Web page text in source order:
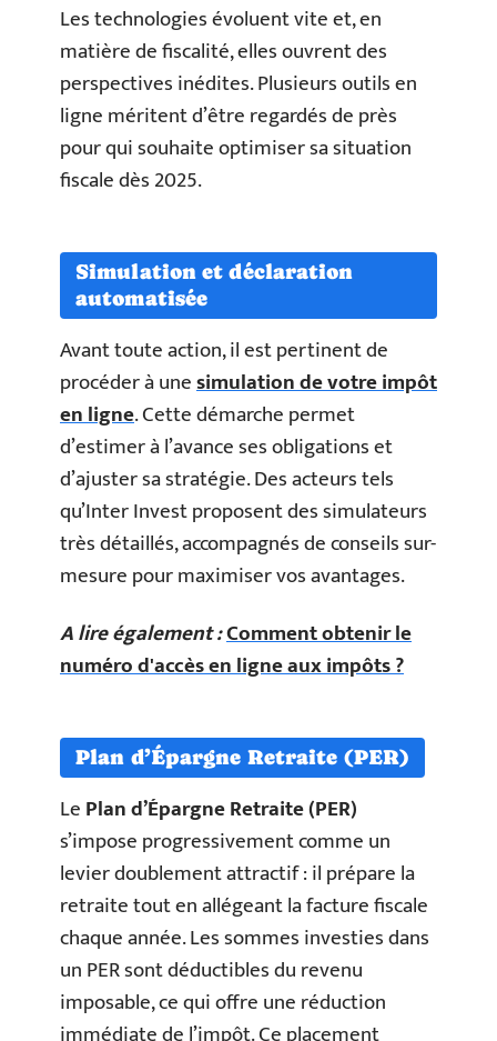
Les technologies évoluent vite et, en
matière de fiscalité, elles ouvrent des
perspectives inédites. Plusieurs outils en
ligne méritent d’être regardés de près
pour qui souhaite optimiser sa situation
fiscale dès 2025.
Simulation et déclaration
automatisée
Avant toute action, il est pertinent de
procéder à unesimulation de votre impôt
en ligne. Cette démarche permet
d’estimer à l’avance ses obligations et
d’ajuster sa stratégie. Des acteurs tels
qu’Inter Invest proposent des simulateurs
très détaillés, accompagnés de conseils sur-
mesure pour maximiser vos avantages.
A lire également :Comment obtenir le
numéro d'accès en ligne aux impôts ?
Plan d’Épargne Retraite (PER)
LePlan d’Épargne Retraite (PER)
s’impose progressivement comme un
levier doublement attractif : il prépare la
retraite tout en allégeant la facture fiscale
chaque année. Les sommes investies dans
un PER sont déductibles du revenu
imposable, ce qui offre une réduction